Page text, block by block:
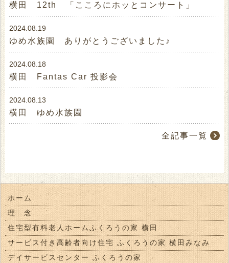
横田 12th 「こころにホッとコンサート」
2024.08.19
ゆめ水族園 ありがとうございました♪
2024.08.18
横田 Fantas Car 投影会
2024.08.13
横田 ゆめ水族園
全記事一覧
ホーム
理 念
住宅型有料老人ホームふくろうの家 横田
サービス付き高齢者向け住宅 ふくろうの家 横田みなみ
デイサービスセンター ふくろうの家